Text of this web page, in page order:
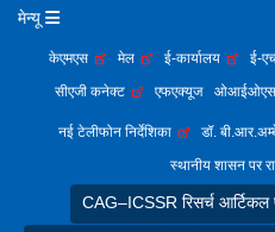
मेन्यू
केएमएस मेल ई-कार्यालय ई-
सीएजी कनेक्ट
एफएक्यूज ओआईओएस
नई टेलीफोन निर्देशिका डॉ.
स्थानीय शासन पर
CAG–ICSSR रिसर्च आर्टिकल